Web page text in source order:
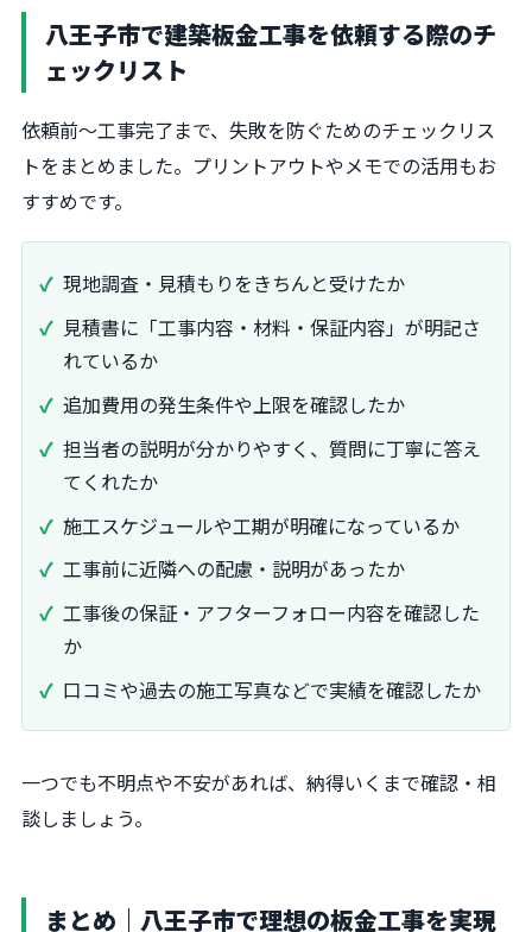
八王子市で建築板金工事を依頼する際のチ
ェックリスト
依頼前～工事完了まで、失敗を防ぐためのチェックリス
トをまとめました。プリントアウトやメモでの活用もお
すすめです。
現地調査・見積もりをきちんと受けたか
見積書に「工事内容・材料・保証内容」が明記さ
れているか
追加費用の発生条件や上限を確認したか
担当者の説明が分かりやすく、質問に丁寧に答え
てくれたか
施工スケジュールや工期が明確になっているか
工事前に近隣への配慮・説明があったか
工事後の保証・アフターフォロー内容を確認した
か
口コミや過去の施工写真などで実績を確認したか
一つでも不明点や不安があれば、納得いくまで確認・相
談しましょう。
まとめ｜八王子市で理想の板金工事を実現